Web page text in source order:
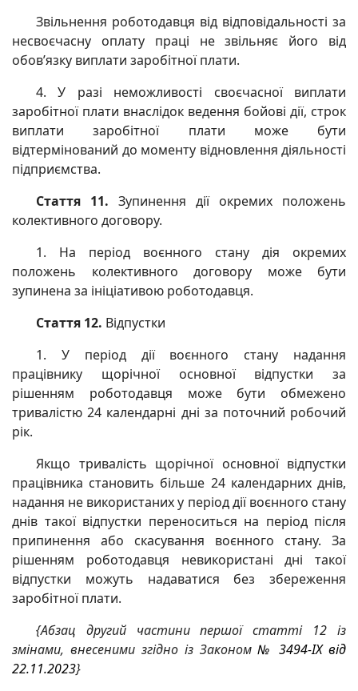
Звільнення роботодавця від відповідальності за
несвоєчасну оплату праці не звільняє його від
обов’язку виплати заробітної плати.
4. У разі неможливості своєчасної виплати
заробітної плати внаслідок ведення бойові дії, строк
виплати заробітної плати може бути
відтермінований до моменту відновлення діяльності
підприємства.
Стаття 11. Зупинення дії окремих положень
колективного договору.
1. На період воєнного стану дія окремих
положень колективного договору може бути
зупинена за ініціативою роботодавця.
Стаття 12. Відпустки
1. У період дії воєнного стану надання
працівнику щорічної основної відпустки за
рішенням роботодавця може бути обмежено
тривалістю 24 календарні дні за поточний робочий
рік.
Якщо тривалість щорічної основної відпустки
працівника становить більше 24 календарних днів,
надання не використаних у період дії воєнного стану
днів такої відпустки переноситься на період після
припинення або скасування воєнного стану. За
рішенням роботодавця невикористані дні такої
відпустки можуть надаватися без збереження
заробітної плати.
{Абзац другий частини першої статті 12 із
змінами, внесеними згідно із Законом№ 3494-IX від
22.11.2023}